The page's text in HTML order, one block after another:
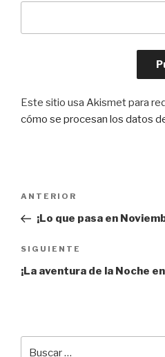
Este sitio usa Akismet para
cómo se procesan los datos
entradas
Entrada
anterior:
ANTERIOR
¡Lo que pasa en
Siguiente
entrada
SIGUIENTE
¡La aventura de la Noche